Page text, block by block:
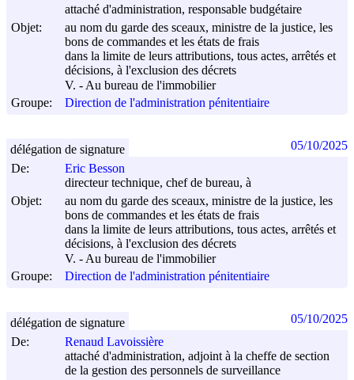
attaché d'administration, responsable budgétaire
Objet:
au nom du garde des sceaux, ministre de la justice, les
bons de commandes et les états de frais
dans la limite de leurs attributions, tous actes, arrêtés et
décisions, à l'exclusion des décrets
V. - Au bureau de l'immobilier
Groupe:
Direction de l'administration pénitentiaire
De:
Eric Besson
directeur technique, chef de bureau, à
Objet:
au nom du garde des sceaux, ministre de la justice, les
bons de commandes et les états de frais
dans la limite de leurs attributions, tous actes, arrêtés et
décisions, à l'exclusion des décrets
V. - Au bureau de l'immobilier
Groupe:
Direction de l'administration pénitentiaire
délégation de signature 05/10/2025
De:
Renaud Lavoissière
attaché d'administration, adjoint à la cheffe de section
de la gestion des personnels de surveillance
délégation de signature 05/10/2025